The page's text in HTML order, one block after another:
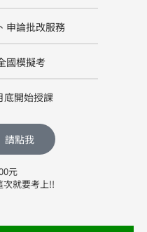
申論批改服務
國模擬考
底開始授課
請點我
元
次就要考上!!